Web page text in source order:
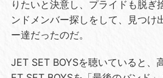
りたいと決意し、プライドも脱ぎ
ンドメンバー探しをして、見つけ
ー達だったのだ。
JET SET BOYSを聴いていると、